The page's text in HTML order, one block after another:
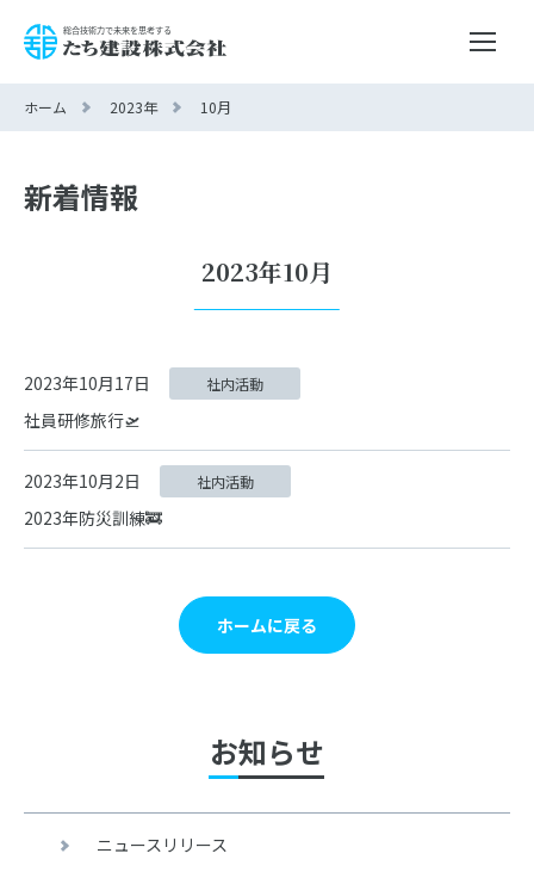
ホーム 2023年 10月
新着情報
2023年10月
2023年10月17日 社内活動
社員研修旅行🛫
2023年10月2日 社内活動
2023年防災訓練🚒
ホームに戻る
お知らせ
ニュースリリース